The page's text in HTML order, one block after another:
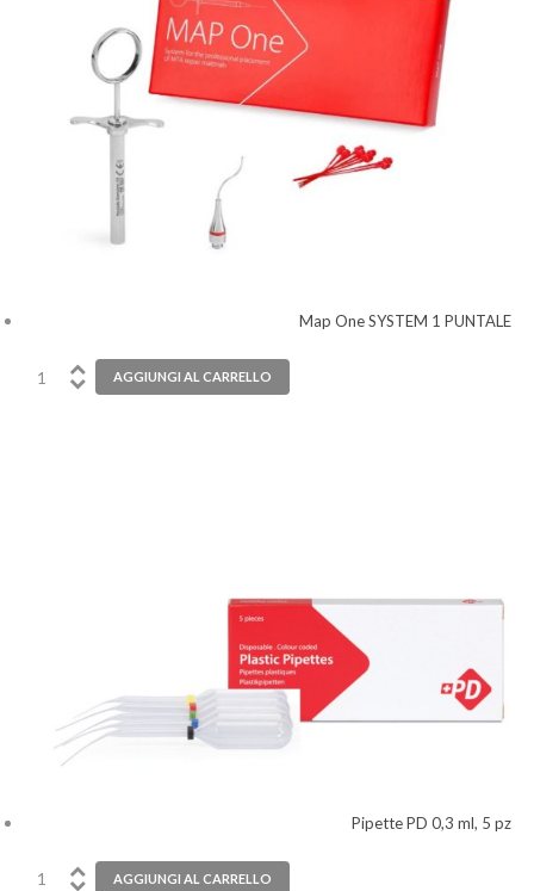
Map One SYSTEM 1 PUNTALE
Pipette PD 0,3 ml, 5 pz